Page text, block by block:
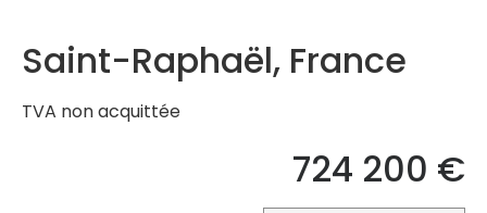
Saint-Raphaël, France
TVA non acquittée
724 200 €